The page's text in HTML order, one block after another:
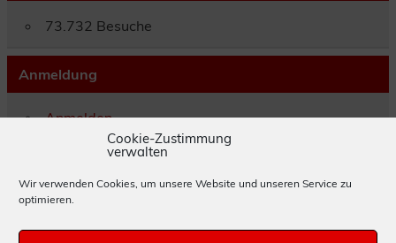
Cookie-Zustimmung
verwalten
Wir verwenden Cookies, um unsere Website und unseren Service zu
optimieren.
73.732 Besuche
Anmeldung
Anmelden
Eintrags-Feed
Kommentar-Feed
WordPress.org
Impressum